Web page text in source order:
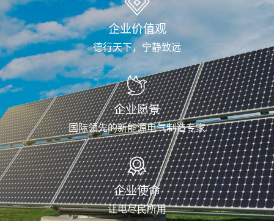
企业价值观
德行天下，宁静致远
企业愿景
国际领先的新能源电气制造专家
企业使命
让电尽民所用